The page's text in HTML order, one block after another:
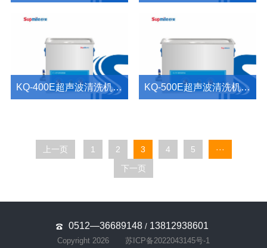
KQ-400E超声波清洗机产品介绍 KQ-500E超声波清洗机产品介绍
上一页 1 2 3 4 5
···
下一页
0512—36689148 / 13812938601
Copyright 2026 苏ICP备2022043145号-1